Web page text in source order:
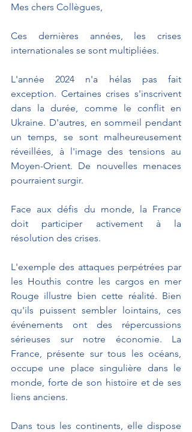
Mes chers Collègues,
Ces dernières années, les crises
internationales se sont multipliées.
L'année 2024 n'a hélas pas fait
exception. Certaines crises s'inscrivent
dans la durée, comme le conflit en
Ukraine. D'autres, en sommeil pendant
un temps, se sont malheureusement
réveillées, à l'image des tensions au
Moyen-Orient. De nouvelles menaces
pourraient surgir.
Face aux défis du monde, la France
doit participer activement à la
résolution des crises.
L'exemple des attaques perpétrées par
les Houthis contre les cargos en mer
Rouge illustre bien cette réalité. Bien
qu'ils puissent sembler lointains, ces
événements ont des répercussions
sérieuses sur notre économie. La
France, présente sur tous les océans,
occupe une place singulière dans le
monde, forte de son histoire et de ses
liens anciens.
Dans tous les continents, elle dispose